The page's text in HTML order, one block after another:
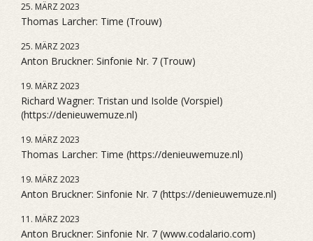
25. MÄRZ 2023
Thomas Larcher: Time (Trouw)
25. MÄRZ 2023
Anton Bruckner: Sinfonie Nr. 7 (Trouw)
19. MÄRZ 2023
Richard Wagner: Tristan und Isolde (Vorspiel)
(https://denieuwemuze.nl)
19. MÄRZ 2023
Thomas Larcher: Time (https://denieuwemuze.nl)
19. MÄRZ 2023
Anton Bruckner: Sinfonie Nr. 7 (https://denieuwemuze.nl)
11. MÄRZ 2023
Anton Bruckner: Sinfonie Nr. 7 (www.codalario.com)